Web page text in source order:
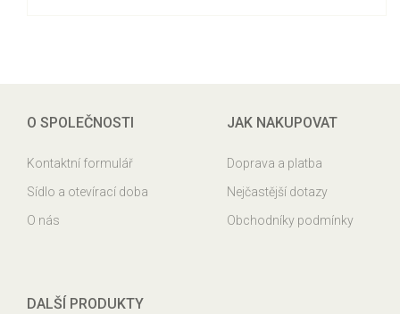
O SPOLEČNOSTI
Kontaktní formulář
Sídlo a otevírací doba
O nás
JAK NAKUPOVAT
Doprava a platba
Nejčastější dotazy
Obchodníky podmínky
DALŠÍ PRODUKTY